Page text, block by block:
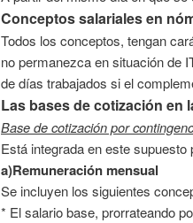
Conceptos salariales en
Todos los conceptos, tengan
no permanezca en situación de
de días trabajados si el
Las bases de cotización en
Base de cotización por
Está integrada en este supuesto
a)Remuneración mensual
Se incluyen los siguientes
* El salario base, prorrateando